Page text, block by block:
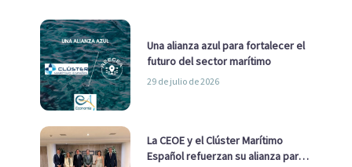
Una alianza azul para fortalecer el
futuro del sector marítimo
29 de julio de 2026
La CEOE y el Clúster Marítimo
Español refuerzan su alianza para